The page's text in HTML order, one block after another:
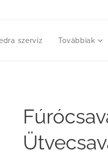
szervíz Továbbiak